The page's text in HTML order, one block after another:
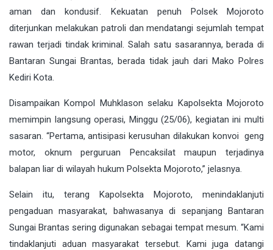
aman dan kondusif. Kekuatan penuh Polsek Mojoroto
diterjunkan melakukan patroli dan mendatangi sejumlah tempat
rawan terjadi tindak kriminal. Salah satu sasarannya, berada di
Bantaran Sungai Brantas, berada tidak jauh dari Mako Polres
Kediri Kota.
Disampaikan Kompol Muhklason selaku Kapolsekta Mojoroto
memimpin langsung operasi, Minggu (25/06), kegiatan ini multi
sasaran. “Pertama, antisipasi kerusuhan dilakukan konvoi geng
motor, oknum perguruan Pencaksilat maupun terjadinya
balapan liar di wilayah hukum Polsekta Mojoroto,” jelasnya.
Selain itu, terang Kapolsekta Mojoroto, menindaklanjuti
pengaduan masyarakat, bahwasanya di sepanjang Bantaran
Sungai Brantas sering digunakan sebagai tempat mesum. “Kami
tindaklanjuti aduan masyarakat tersebut. Kami juga datangi